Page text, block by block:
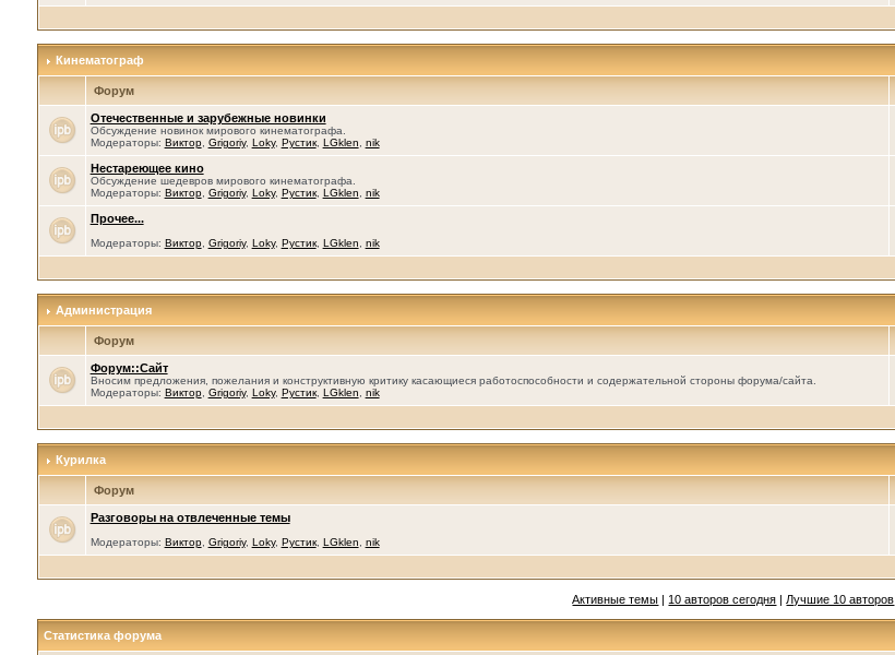
Кинематограф
Форум
Отечественные и зарубежные новинки
Обсуждение новинок мирового кинематографа.
Модераторы: Виктор, Grigoriy, Loky, Рустик, LGklen nik
Нестареющее кино
Обсуждение шедевров мирового кинематографа.
Модераторы: Виктор, Grigoriy, Loky, Рустик, LGklen nik
Прочее...
Модераторы: Виктор, Grigoriy, Loky, Рустик, LGklen nik
Администрация
Форум
Форум::Сайт
Вносим предложения, пожелания и конструктивную критику касающиеся работоспособности и содержательной стороны форума/сайта.
Модераторы: Виктор, Grigoriy, Loky, Рустик, LGklen nik
Курилка
Форум
Разговоры на отвлеченные темы
Модераторы: Виктор, Grigoriy, Loky, Рустик, LGklen nik
Активные темы | 10 авторов сегодня | Лучшие 10 авторов
Статистика форума